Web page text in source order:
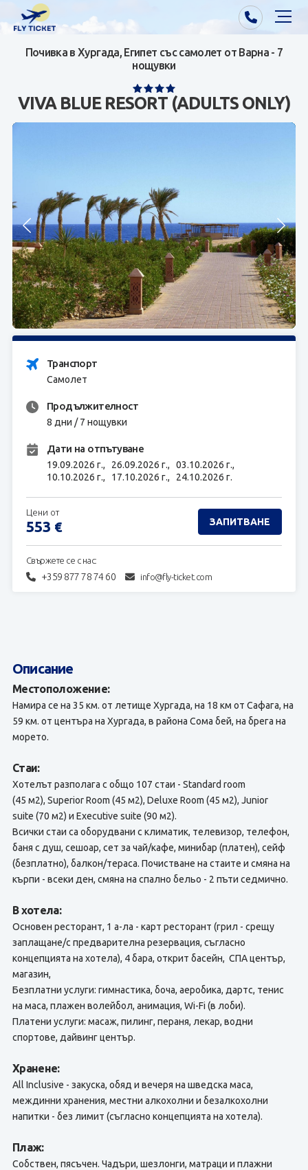
Почивки от Варна
Почивки от София/Пловдив/Бургас
Контакти
За нас
ЗАПИТВАНЕ
Почивка в Хургада, Египет със самолет от Варна - 7
нощувки
VIVA BLUE RESORT (ADULTS ONLY)
Транспорт
Самолет
Продължителност
8 дни / 7 нощувки
Дати на отпътуване
19.09.2026 г., 26.09.2026 г., 03.10.2026 г.,
10.10.2026 г., 17.10.2026 г., 24.10.2026 г.
Свържете се с нас:
+359 877 78 74 60 info@fly-ticket.com
Цени от
553 € ЗАПИТВАНЕ
Описание
Местоположение:
Намира се на 35 км. от летище Хургада, на 18 км от Сафага, на
59 км. от центъра на Хургада, в района Сома бей, на брега на
морето.
Стаи:
Хотелът разполага с общо 107 стаи - Standard room
(45 м2), Superior Room (45 м2), Deluxe Room (45 м2), Junior
suite (70 м2) и Executive suite (90 м2).
Всички стаи са оборудвани с климатик, телевизор, телефон,
баня с душ, сешоар, сет за чай/кафе, минибар (платен), сейф
(безплатно), балкон/тераса. Почистване на стаите и смяна на
кърпи - всеки ден, смяна на спално бельо - 2 пъти седмично.
В хотела:
Основен ресторант, 1 а-ла - карт ресторант (грил - срещу
заплащане/с предварителна резервация, съгласно
концепцията на хотела), 4 бара, открит басейн, СПА център,
магазин,
Безплатни услуги: гимнастика, боча, аеробика, дартс, тенис
на маса, плажен волейбол, анимация, Wi-Fi (в лоби).
Платени услуги: масаж, пилинг, пераня, лекар, водни
спортове, дайвинг център.
Хранене:
All Inclusive - закуска, обяд и вечеря на шведска маса,
междинни хранения, местни алкохолни и безалкохолни
напитки - без лимит (съгласно концепцията на хотела).
Плаж:
Собствен, пясъчен. Чадъри, шезлонги, матраци и плажни